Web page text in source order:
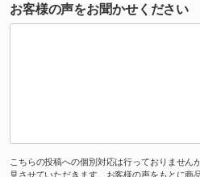
お客様の声をお聞かせください
こちらの投稿への個別対応は行っておりません
見させていただきます。お客様の声をもとに商